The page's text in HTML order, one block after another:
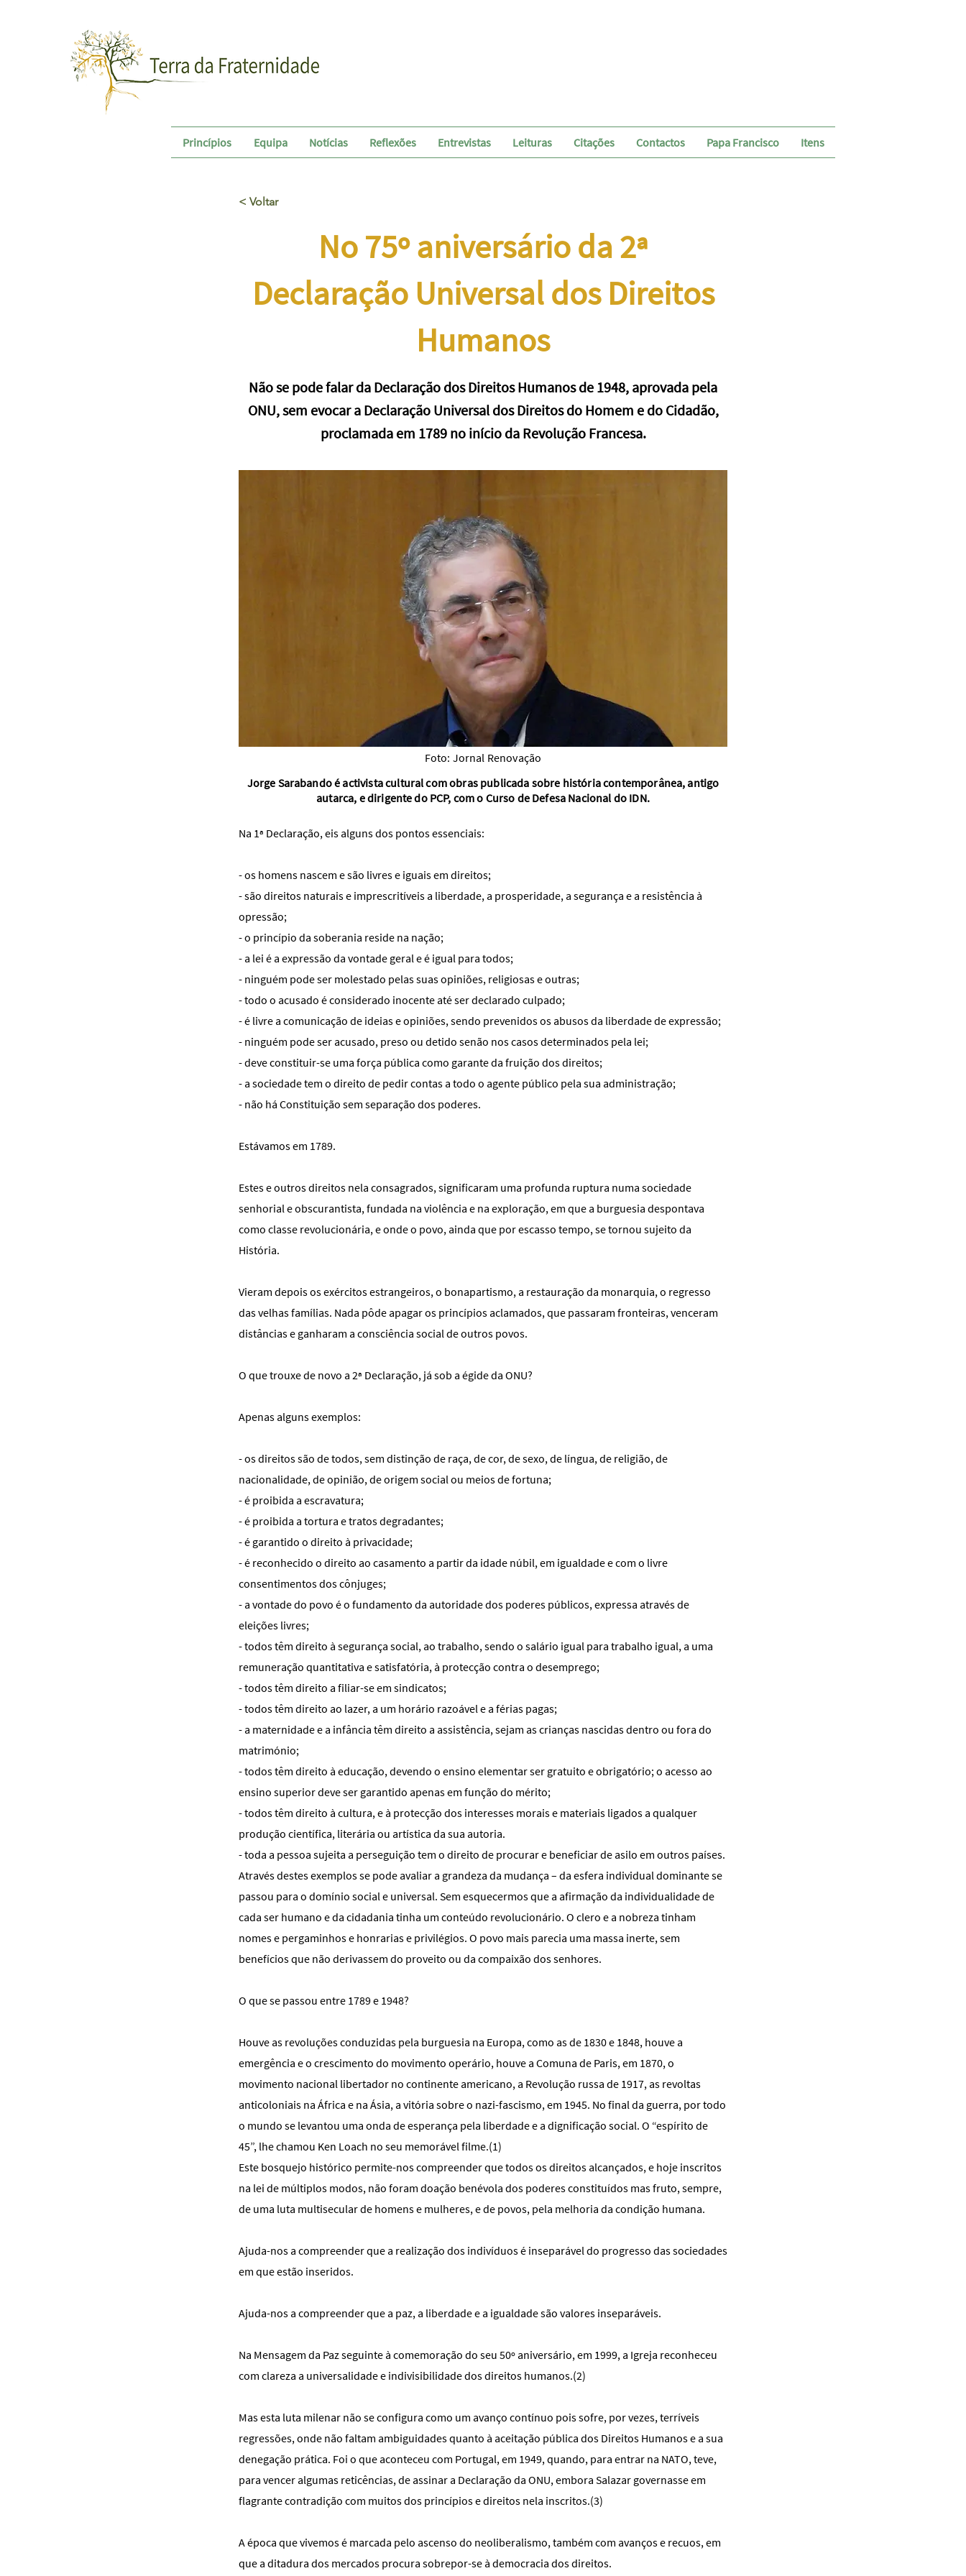
Princípios Equipa Notícias Reflexões Entrevistas Leituras Citações Contactos Papa Francisco Itens
< Voltar
No 75º aniversário da 2ª
Declaração Universal dos Direitos
Humanos
Não se pode falar da Declaração dos Direitos Humanos de 1948, aprovada pela
ONU, sem evocar a Declaração Universal dos Direitos do Homem e do Cidadão,
proclamada em 1789 no início da Revolução Francesa.
Foto: Jornal Renovação
Jorge Sarabando é activista cultural com obras publicada sobre história contemporânea, antigo
autarca, e dirigente do PCP, com o Curso de Defesa Nacional do IDN.
Na 1ª Declaração, eis alguns dos pontos essenciais:
- os homens nascem e são livres e iguais em direitos;
- são direitos naturais e imprescritíveis a liberdade, a prosperidade, a segurança e a resistência à
opressão;
- o princípio da soberania reside na nação;
- a lei é a expressão da vontade geral e é igual para todos;
- ninguém pode ser molestado pelas suas opiniões, religiosas e outras;
- todo o acusado é considerado inocente até ser declarado culpado;
- é livre a comunicação de ideias e opiniões, sendo prevenidos os abusos da liberdade de expressão;
- ninguém pode ser acusado, preso ou detido senão nos casos determinados pela lei;
- deve constituir-se uma força pública como garante da fruição dos direitos;
- a sociedade tem o direito de pedir contas a todo o agente público pela sua administração;
- não há Constituição sem separação dos poderes.
Estávamos em 1789.
Estes e outros direitos nela consagrados, significaram uma profunda ruptura numa sociedade
senhorial e obscurantista, fundada na violência e na exploração, em que a burguesia despontava
como classe revolucionária, e onde o povo, ainda que por escasso tempo, se tornou sujeito da
História.
Vieram depois os exércitos estrangeiros, o bonapartismo, a restauração da monarquia, o regresso
das velhas famílias. Nada pôde apagar os princípios aclamados, que passaram fronteiras, venceram
distâncias e ganharam a consciência social de outros povos.
O que trouxe de novo a 2ª Declaração, já sob a égide da ONU?
Apenas alguns exemplos:
- os direitos são de todos, sem distinção de raça, de cor, de sexo, de língua, de religião, de
nacionalidade, de opinião, de origem social ou meios de fortuna;
- é proibida a escravatura;
- é proibida a tortura e tratos degradantes;
- é garantido o direito à privacidade;
- é reconhecido o direito ao casamento a partir da idade núbil, em igualdade e com o livre
consentimentos dos cônjuges;
- a vontade do povo é o fundamento da autoridade dos poderes públicos, expressa através de
eleições livres;
- todos têm direito à segurança social, ao trabalho, sendo o salário igual para trabalho igual, a uma
remuneração quantitativa e satisfatória, à protecção contra o desemprego;
- todos têm direito a filiar-se em sindicatos;
- todos têm direito ao lazer, a um horário razoável e a férias pagas;
- a maternidade e a infância têm direito a assistência, sejam as crianças nascidas dentro ou fora do
matrimónio;
- todos têm direito à educação, devendo o ensino elementar ser gratuito e obrigatório; o acesso ao
ensino superior deve ser garantido apenas em função do mérito;
- todos têm direito à cultura, e à protecção dos interesses morais e materiais ligados a qualquer
produção científica, literária ou artística da sua autoria.
- toda a pessoa sujeita a perseguição tem o direito de procurar e beneficiar de asilo em outros países.
Através destes exemplos se pode avaliar a grandeza da mudança – da esfera individual dominante se
passou para o domínio social e universal. Sem esquecermos que a afirmação da individualidade de
cada ser humano e da cidadania tinha um conteúdo revolucionário. O clero e a nobreza tinham
nomes e pergaminhos e honrarias e privilégios. O povo mais parecia uma massa inerte, sem
benefícios que não derivassem do proveito ou da compaixão dos senhores.
O que se passou entre 1789 e 1948?
Houve as revoluções conduzidas pela burguesia na Europa, como as de 1830 e 1848, houve a
emergência e o crescimento do movimento operário, houve a Comuna de Paris, em 1870, o
movimento nacional libertador no continente americano, a Revolução russa de 1917, as revoltas
anticoloniais na África e na Ásia, a vitória sobre o nazi-fascismo, em 1945. No final da guerra, por todo
o mundo se levantou uma onda de esperança pela liberdade e a dignificação social. O “espírito de
45”, lhe chamou Ken Loach no seu memorável filme.(1)
Este bosquejo histórico permite-nos compreender que todos os direitos alcançados, e hoje inscritos
na lei de múltiplos modos, não foram doação benévola dos poderes constituídos mas fruto, sempre,
de uma luta multisecular de homens e mulheres, e de povos, pela melhoria da condição humana.
Ajuda-nos a compreender que a realização dos indivíduos é inseparável do progresso das sociedades
em que estão inseridos.
Ajuda-nos a compreender que a paz, a liberdade e a igualdade são valores inseparáveis.
Na Mensagem da Paz seguinte à comemoração do seu 50º aniversário, em 1999, a Igreja reconheceu
com clareza a universalidade e indivisibilidade dos direitos humanos.(2)
Mas esta luta milenar não se configura como um avanço contínuo pois sofre, por vezes, terríveis
regressões, onde não faltam ambiguidades quanto à aceitação pública dos Direitos Humanos e a sua
denegação prática. Foi o que aconteceu com Portugal, em 1949, quando, para entrar na NATO, teve,
para vencer algumas reticências, de assinar a Declaração da ONU, embora Salazar governasse em
flagrante contradição com muitos dos princípios e direitos nela inscritos.(3)
A época que vivemos é marcada pelo ascenso do neoliberalismo, também com avanços e recuos, em
que a ditadura dos mercados procura sobrepor-se à democracia dos direitos.